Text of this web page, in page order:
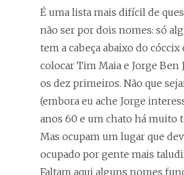
É uma lista mais difícil de
não ser por dois nomes: só
tem a cabeça abaixo do cóccix
colocar Tim Maia e Jorge Ben
os dez primeiros. Não que
(embora eu ache Jorge
anos 60 e um chato há muito
Mas ocupam um lugar que
ocupado por gente mais
Faltam aqui alguns nomes